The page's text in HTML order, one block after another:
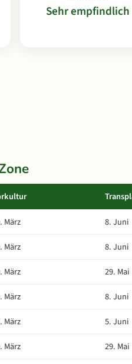
Sehr empfindlich
März 8. Juni
März 8. Juni
März 29. Mai
März 8. Juni
März 5. Juni
März 29. Mai